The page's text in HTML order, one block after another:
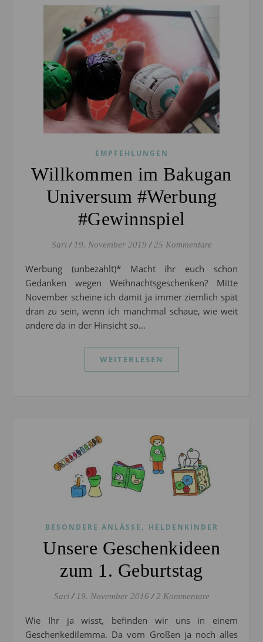
EMPFEHLUNGEN
Willkommen im Bakugan
Universum #Werbung
#Gewinnspiel
Sari / 19. November 2019 / 25 Kommentare
Werbung (unbezahlt)* Macht ihr euch schon
Gedanken wegen Weihnachtsgeschenken? Mitte
November scheine ich damit ja immer ziemlich spät
dran zu sein, wenn ich manchmal schaue, wie weit
andere da in der Hinsicht so…
WEITERLESEN
BESONDERE ANLÄSSE , HELDENKINDER
Unsere Geschenkideen
zum 1. Geburtstag
Sari / 19. November 2016 / 2 Kommentare
Wie Ihr ja wisst, befinden wir uns in einem
Geschenkedilemma. Da vom Großen ja noch alles